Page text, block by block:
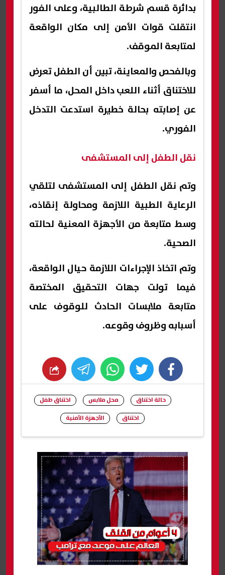
بدائرة قسم شرطة الطالبية، وعلى الفور
انتقلت قوات الأمن إلى مكان الواقعة
لمتابعة الموقف.
وبالفحص والمعاينة، تبين أن الطفل تعرض
للاختناق أثناء اللعب داخل المحل، ما أسفر
عن إصابته بحالة خطيرة استدعت التدخل
الفوري.
نقل الطفل إلى المستشفى
وتم نقل الطفل إلى المستشفى لتلقي
الرعاية الطبية اللازمة ومحاولة إنقاذه،
وسط متابعة من الأجهزة المعنية لحالته
الصحية.
وتم اتخاذ الإجراءات اللازمة حيال الواقعة،
فيما تولت جهات التحقيق المختصة
متابعة ملابسات الحادث للوقوف على
أسبابه وظروف وقوعه.
facebook
twitter
whats
حالة اختناق محل ملابس
اختناق طفل
اختناق
الأجهزة الأمنية